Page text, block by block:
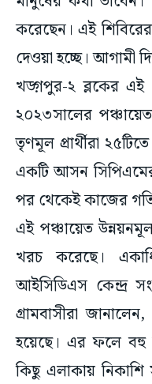
করেছেন। এই
দেওয়া হচ্ছে। আগামী
খড়্গপুর-২ ব্লকের এই
২০২৩সালের
তৃণমূল প্রার্থীরা
একটি আসন
পর থেকেই কাজের
এই পঞ্চায়েত
খরচ করেছে।
আইসিডিএস কেন্দ্র
গ্রামবাসীরা
হয়েছে। এর ফলে বহু
কিছু এলাকায়